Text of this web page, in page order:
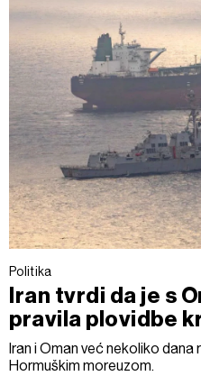
Politika
Iran tvrdi da je s
pravila plovidbe
Iran i Oman već nekoliko
Hormuškim moreuzom.